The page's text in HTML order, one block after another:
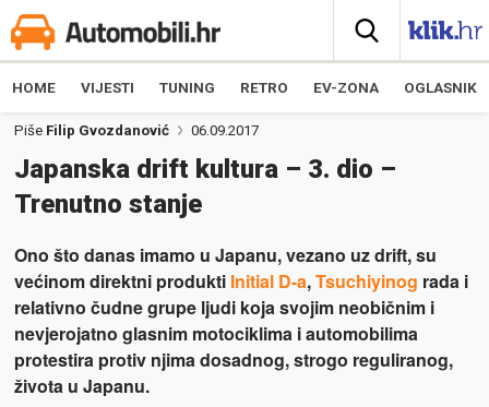
HOME VIJESTI TUNING RETRO EV-ZONA OGLASNIK
Piše Filip Gvozdanović 06.09.2017
Japanska drift kultura – 3. dio –
Trenutno stanje
Ono što danas imamo u Japanu, vezano uz drift, su
većinom direktni produkti Initial D-a,Tsuchiyinog rada i
relativno čudne grupe ljudi koja svojim neobičnim i
nevjerojatno glasnim motociklima i automobilima
protestira protiv njima dosadnog, strogo reguliranog,
života u Japanu.